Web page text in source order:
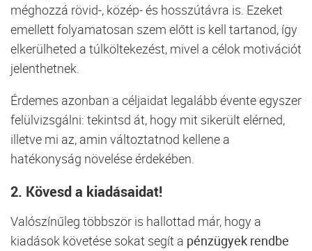
méghozzá rövid-, közép- és hosszútávra is. Ezeket
emellett folyamatosan szem előtt is kell tartanod, így
elkerülheted a túlköltekezést, mivel a célok motivációt
jelenthetnek.
Érdemes azonban a céljaidat legalább évente egyszer
felülvizsgálni: tekintsd át, hogy mit sikerült elérned,
illetve mi az, amin változtatnod kellene a
hatékonyság növelése érdekében.
2. Kövesd a kiadásaidat!
Valószínűleg többször is hallottad már, hogy a
kiadások követése sokat segít a pénzügyek rendbe